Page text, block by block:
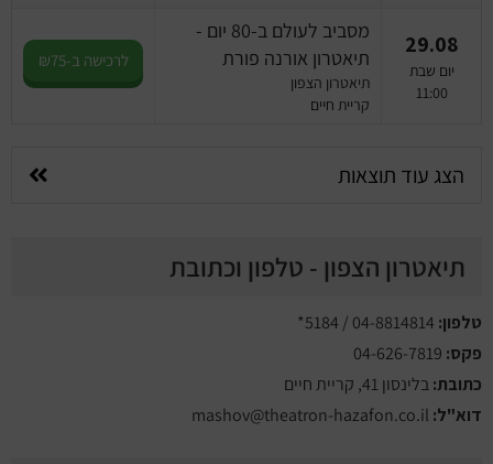
29.08
יום שבת
11:00
מסביב לעולם ב-80 יום -
תיאטרון אורנה פורת
תיאטרון הצפון
קריית חיים
לרכישה ב-₪75
הצג עוד תוצאות
תיאטרון הצפון - טלפון וכתובת
טלפון:
פקס: ‪ 04-626-7819‬‏
כתובת:בלינסון 41, קריית חיים
דוא"ל: mashov@theatron-hazafon.co.il